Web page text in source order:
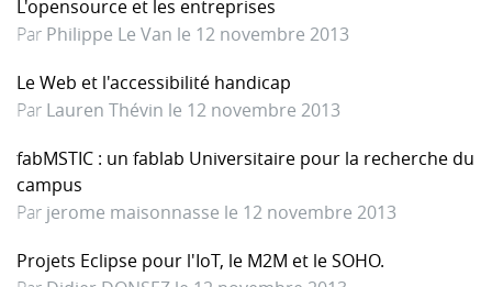
L'opensource et les entreprises
Par Philippe Le Van le 12 novembre 2013
Le Web et l'accessibilité handicap
Par Lauren Thévin le 12 novembre 2013
fabMSTIC : un fablab Universitaire pour la recherche du
campus
Par jerome maisonnasse le 12 novembre 2013
Projets Eclipse pour l'IoT, le M2M et le SOHO.